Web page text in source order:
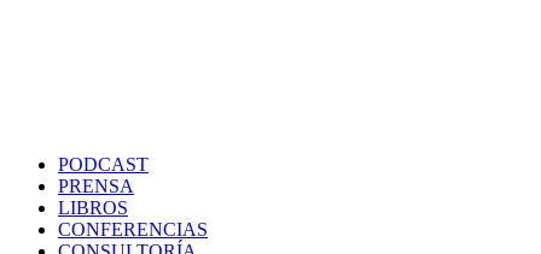
PODCAST
PRENSA
LIBROS
CONFERENCIAS